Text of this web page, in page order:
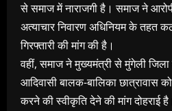
से समाज में नाराजगी है। समाज ने
अत्याचार निवारण अधिनियम के तहत
गिरफ्तारी की मांग की है।
वहीं, समाज ने मुख्यमंत्री से मुंगेली जिला
आदिवासी बालक-बालिका छात्रावास
करने की स्वीकृति देने की मांग दोहराई